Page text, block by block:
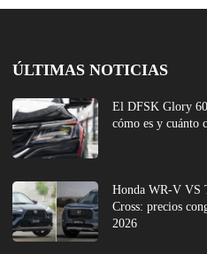
ÚLTIMAS NOTICIAS
El DFSK Glory
cómo es y cuánto
Honda WR-V VS
Cross: precios
2026